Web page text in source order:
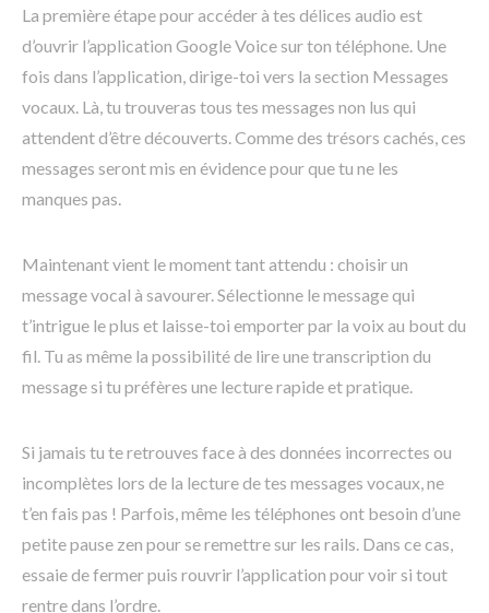
La première étape pour accéder à tes délices audio est
d’ouvrir l’application Google Voice sur ton téléphone. Une
fois dans l’application, dirige-toi vers la section Messages
vocaux. Là, tu trouveras tous tes messages non lus qui
attendent d’être découverts. Comme des trésors cachés, ces
messages seront mis en évidence pour que tu ne les
manques pas.
Maintenant vient le moment tant attendu : choisir un
message vocal à savourer. Sélectionne le message qui
t’intrigue le plus et laisse-toi emporter par la voix au bout du
fil. Tu as même la possibilité de lire une transcription du
message si tu préfères une lecture rapide et pratique.
Si jamais tu te retrouves face à des données incorrectes ou
incomplètes lors de la lecture de tes messages vocaux, ne
t’en fais pas ! Parfois, même les téléphones ont besoin d’une
petite pause zen pour se remettre sur les rails. Dans ce cas,
essaie de fermer puis rouvrir l’application pour voir si tout
rentre dans l’ordre.